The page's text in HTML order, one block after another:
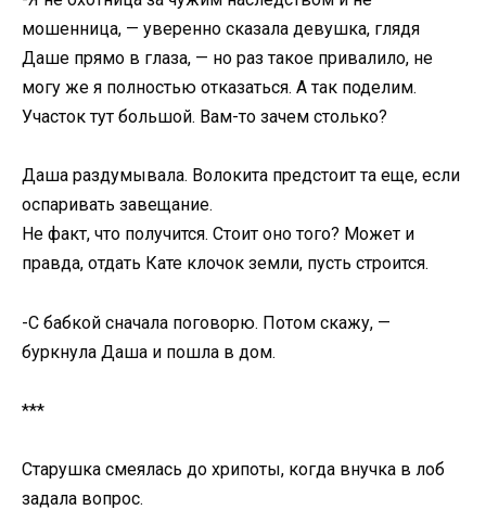
мошенница, — уверенно сказала девушка, глядя
Даше прямо в глаза, — но раз такое привалило, не
могу же я полностью отказаться. А так поделим.
Участок тут большой. Вам-то зачем столько?
Даша раздумывала. Волокита предстоит та еще, если
оспаривать завещание.
Не факт, что получится. Стоит оно того? Может и
правда, отдать Кате клочок земли, пусть строится.
-С бабкой сначала поговорю. Потом скажу, —
буркнула Даша и пошла в дом.
***
Старушка смеялась до хрипоты, когда внучка в лоб
задала вопрос.